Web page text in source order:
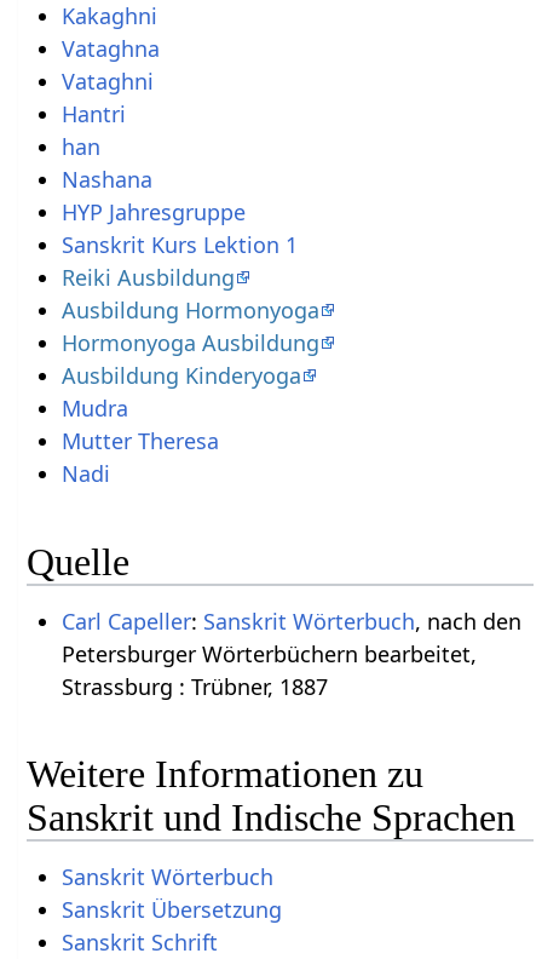
Kakaghni
Vataghna
Vataghni
Hantri
han
Nashana
HYP Jahresgruppe
Sanskrit Kurs Lektion 1
Reiki Ausbildung
Ausbildung Hormonyoga
Hormonyoga Ausbildung
Ausbildung Kinderyoga
Mudra
Mutter Theresa
Nadi
Quelle
Carl Capeller: Sanskrit Wörterbuch, nach den
Petersburger Wörterbüchern bearbeitet,
Strassburg : Trübner, 1887
Weitere Informationen zu
Sanskrit und Indische Sprachen
Sanskrit Wörterbuch
Sanskrit Übersetzung
Sanskrit Schrift